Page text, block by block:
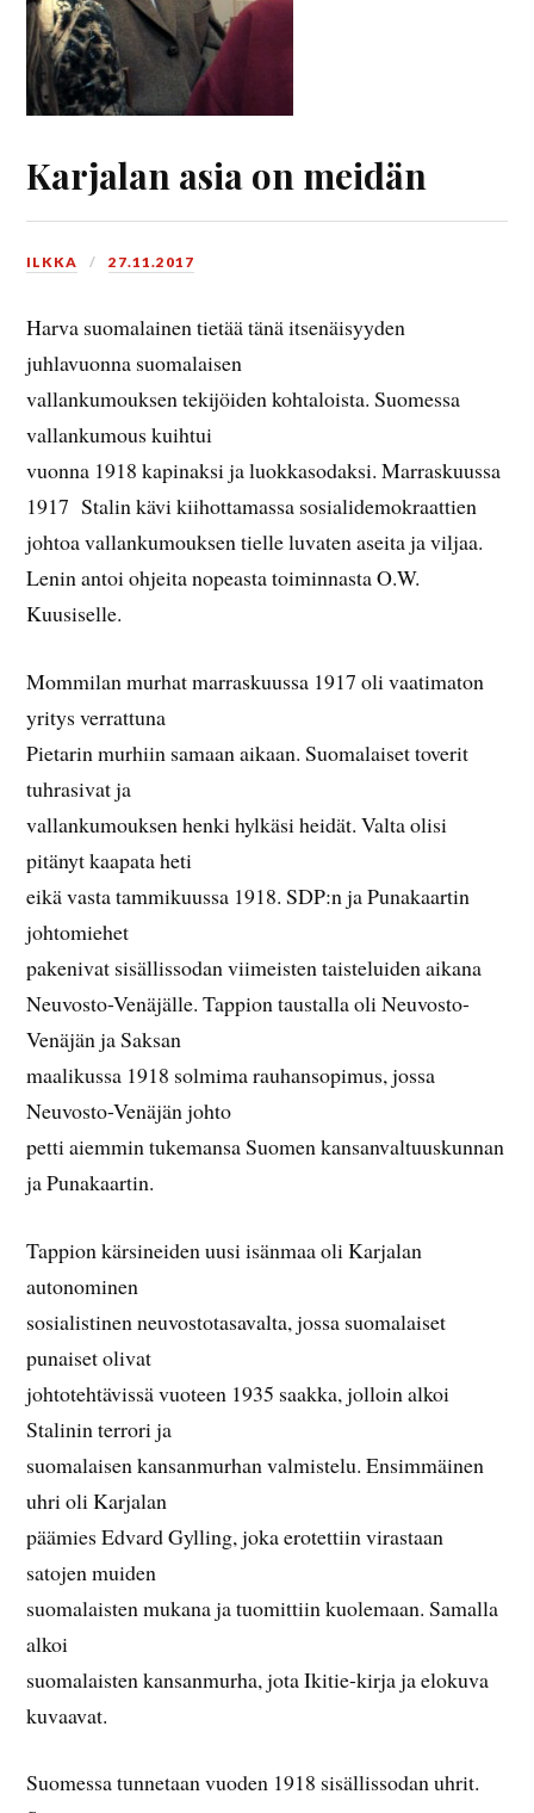
Karjalan asia on meidän
ILKKA 27.11.2017
Harva suomalainen tietää tänä itsenäisyyden
juhlavuonna suomalaisen
vallankumouksen tekijöiden kohtaloista. Suomessa
vallankumous kuihtui
vuonna 1918 kapinaksi ja luokkasodaksi. Marraskuussa
1917 Stalin kävi kiihottamassa sosialidemokraattien
johtoa vallankumouksen tielle luvaten aseita ja viljaa.
Lenin antoi ohjeita nopeasta toiminnasta O.W.
Kuusiselle.
Mommilan murhat marraskuussa 1917 oli vaatimaton
yritys verrattuna
Pietarin murhiin samaan aikaan. Suomalaiset toverit
tuhrasivat ja
vallankumouksen henki hylkäsi heidät. Valta olisi
pitänyt kaapata heti
eikä vasta tammikuussa 1918. SDP:n ja Punakaartin
johtomiehet
pakenivat sisällissodan viimeisten taisteluiden aikana
Neuvosto-Venäjälle. Tappion taustalla oli Neuvosto-
Venäjän ja Saksan
maalikussa 1918 solmima rauhansopimus, jossa
Neuvosto-Venäjän johto
petti aiemmin tukemansa Suomen kansanvaltuuskunnan
ja Punakaartin.
Tappion kärsineiden uusi isänmaa oli Karjalan
autonominen
sosialistinen neuvostotasavalta, jossa suomalaiset
punaiset olivat
johtotehtävissä vuoteen 1935 saakka, jolloin alkoi
Stalinin terrori ja
suomalaisen kansanmurhan valmistelu. Ensimmäinen
uhri oli Karjalan
päämies Edvard Gylling, joka erotettiin virastaan
satojen muiden
suomalaisten mukana ja tuomittiin kuolemaan. Samalla
alkoi
suomalaisten kansanmurha, jota Ikitie-kirja ja elokuva
kuvaavat.
Suomessa tunnetaan vuoden 1918 sisällissodan uhrit.